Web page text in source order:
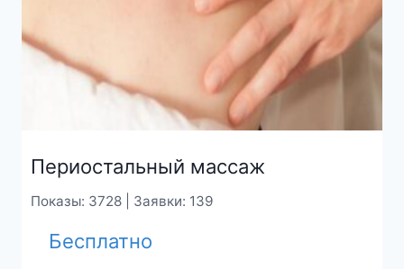
Периостальный массаж
Показы: 3728 | Заявки: 139
Бесплатно